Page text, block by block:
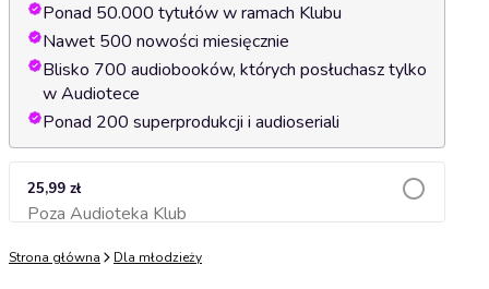
Ponad 50.000 tytułów w ramach Klubu
Nawet 500 nowości miesięcznie
Blisko 700 audiobooków, których posłuchasz tylko
w Audiotece
Ponad 200 superprodukcji i audioseriali
25,99 zł
Poza Audioteka KlubDodaj do koszyka
Strona główna Dla młodzieży